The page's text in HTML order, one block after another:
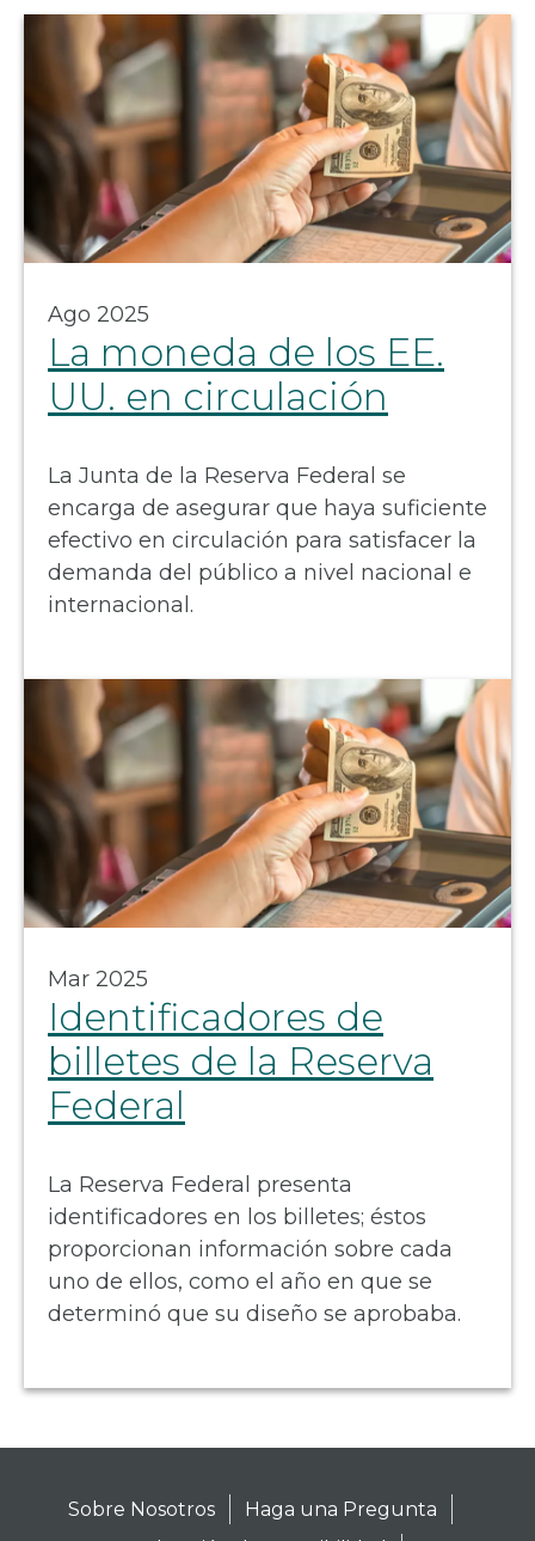
La moneda de los EE.
UU. en circulación
Ago 2025
La Junta de la Reserva Federal se
encarga de asegurar que haya suficiente
efectivo en circulación para satisfacer la
demanda del público a nivel nacional e
internacional.
Identificadores de
billetes de la Reserva
Federal
Mar 2025
La Reserva Federal presenta
identificadores en los billetes; éstos
proporcionan información sobre cada
uno de ellos, como el año en que se
determinó que su diseño se aprobaba.
Sobre Nosotros
Haga una Pregunta